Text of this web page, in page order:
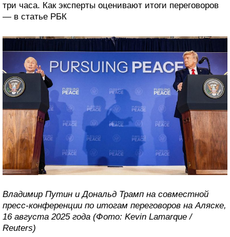
три часа. Как эксперты оценивают итоги переговоров
— в статье РБК
Владимир Путин и Дональд Трамп на совместной
пресс-конференции по итогам переговоров на Аляске,
16 августа 2025 года (Фото: Kevin Lamarque /
Reuters)